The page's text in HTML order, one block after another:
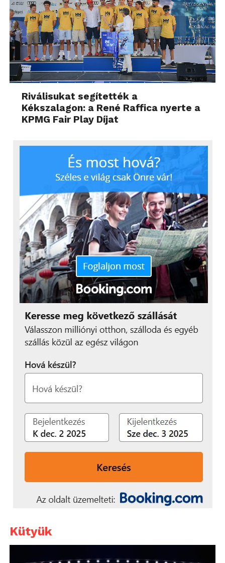
Riválisukat segítették a
Kékszalagon: a René Raffica nyerte a
KPMG Fair Play Díjat
Kütyük